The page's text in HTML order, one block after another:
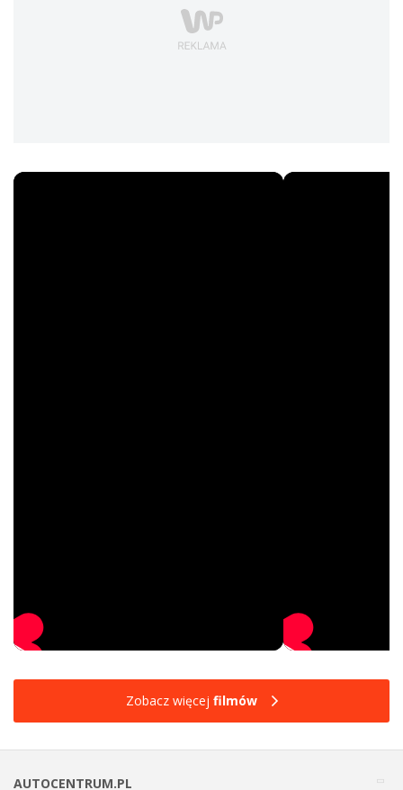
Zobacz więcej filmów
AUTOCENTRUM.PL